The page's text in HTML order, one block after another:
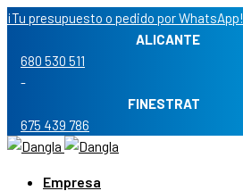
Skip
Skip
primary
navigation
content
¡Tu presupuesto o pedido por WhatsApp!
ALICANTE
680 530 511
-
FINESTRAT
675 439 786
Empresa